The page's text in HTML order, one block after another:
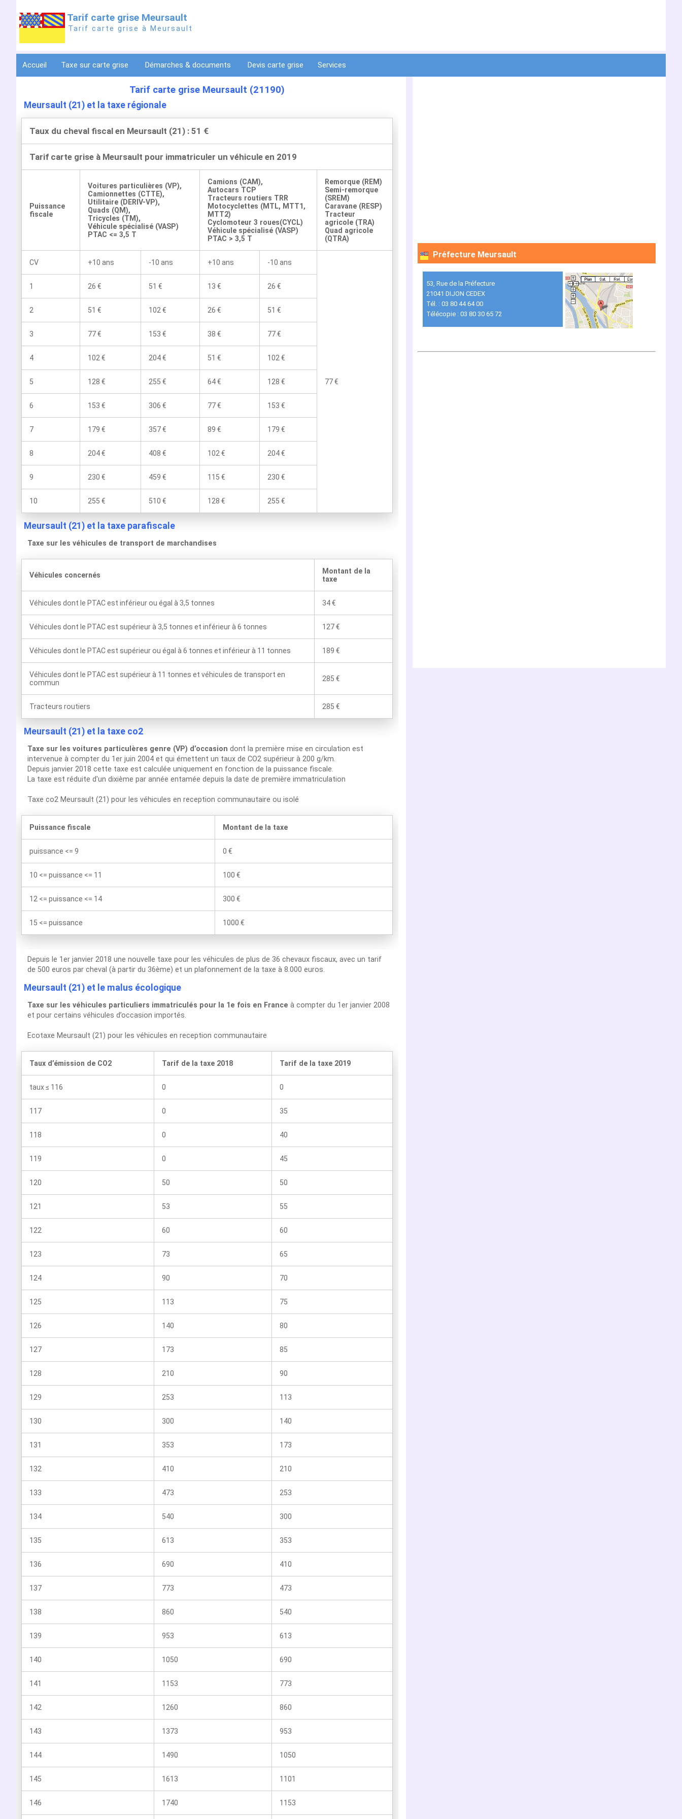
Tarif carte grise Meursault
Tarif carte grise à Meursault
Accueil Taxe sur carte grise Démarches & documents Devis carte grise Services
Tarif carte grise Meursault (21190)
Meursault (21) et la taxe régionale
Taux du cheval fiscal en Meursault (21) : 51 €
Tarif carte grise à Meursault pour immatriculer un véhicule en 2019
Puissance
fiscale
Voitures particulières (VP),
Camionnettes (CTTE),
Utilitaire (DERIV-VP),
Quads (QM),
Tricycles (TM),
Véhicule spécialisé (VASP)
PTAC <= 3,5 T
Camions (CAM),
Autocars TCP
Tracteurs routiers TRR
Motocyclettes (MTL, MTT1,
MTT2)
Cyclomoteur 3 roues(CYCL)
Véhicule spécialisé (VASP)
PTAC > 3,5 T
Remorque (REM)
Semi-remorque
(SREM)
Caravane (RESP)
Tracteur
agricole (TRA)
Quad agricole
(QTRA)
CV +10 ans -10 ans +10 ans -10 ans
77 €
1 26 € 51 € 13 € 26 €
2 51 € 102 € 26 € 51 €
3 77 € 153 € 38 € 77 €
4 102 € 204 € 51 € 102 €
5 128 € 255 € 64 € 128 €
6 153 € 306 € 77 € 153 €
7 179 € 357 € 89 € 179 €
8 204 € 408 € 102 € 204 €
9 230 € 459 € 115 € 230 €
10 255 € 510 € 128 € 255 €
Meursault (21) et la taxe parafiscale
Taxe sur les véhicules de transport de marchandises
Véhicules concernés
Montant de la
taxe
Véhicules dont le PTAC est inférieur ou égal à 3,5 tonnes 34 €
Véhicules dont le PTAC est supérieur à 3,5 tonnes et inférieur à 6 tonnes 127 €
Véhicules dont le PTAC est supérieur ou égal à 6 tonnes et inférieur à 11 tonnes 189 €
Véhicules dont le PTAC est supérieur à 11 tonnes et véhicules de transport en
commun
285 €
Tracteurs routiers 285 €
Meursault (21) et la taxe co2
Taxe sur les voitures particulères genre (VP) d’occasion dont la première mise en circulation est
intervenue à compter du 1er juin 2004 et qui émettent un taux de CO2 supérieur à 200 g/km.
Depuis janvier 2018 cette taxe est calculée uniquement en fonction de la puissance fiscale.
La taxe est réduite d'un dixième par année entamée depuis la date de première immatriculation
Taxe co2 Meursault (21) pour les véhicules en reception communautaire ou isolé
Puissance fiscale Montant de la taxe
puissance <= 9 0 €
10 <= puissance <= 11 100 €
12 <= puissance <= 14 300 €
15 <= puissance 1000 €
Depuis le 1er janvier 2018 une nouvelle taxe pour les véhicules de plus de 36 chevaux fiscaux, avec un tarif
de 500 euros par cheval (à partir du 36ème) et un plafonnement de la taxe à 8.000 euros.
Meursault (21) et le malus écologique
Taxe sur les véhicules particuliers immatriculés pour la 1e fois en France à compter du 1er janvier 2008
et pour certains véhicules d’occasion importés.
Ecotaxe Meursault (21) pour les véhicules en reception communautaire
Taux d’émission de CO2 Tarif de la taxe 2018 Tarif de la taxe 2019
taux ≤ 116 0 0
117 0 35
118 0 40
119 0 45
120 50 50
121 53 55
122 60 60
123 73 65
124 90 70
125 113 75
126 140 80
127 173 85
128 210 90
129 253 113
130 300 140
131 353 173
132 410 210
133 473 253
134 540 300
135 613 353
136 690 410
137 773 473
138 860 540
139 953 613
140 1050 690
141 1153 773
142 1260 860
143 1373 953
144 1490 1050
145 1613 1101
146 1740 1153
Préfecture Meursault
53, Rue de la Préfecture
21041 DIJON CEDEX
Tél. : 03 80 44 64 00
Télécopie : 03 80 30 65 72